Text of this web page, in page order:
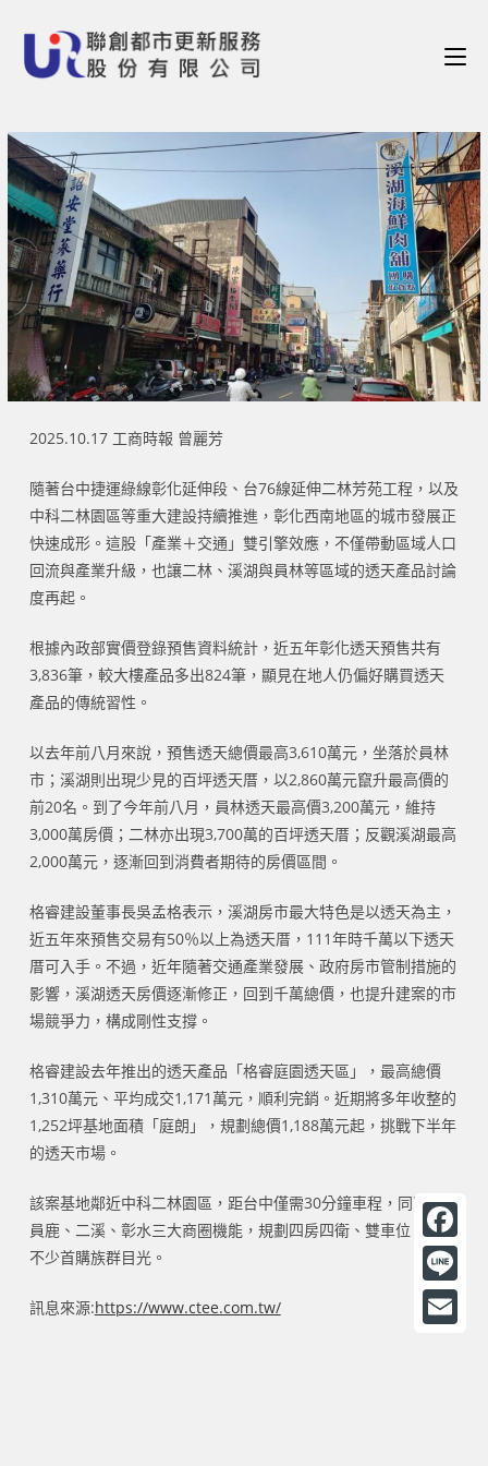
2025.10.17 工商時報 曾麗芳
隨著台中捷運綠線彰化延伸段、台76線延伸二林芳苑工程，以及
中科二林園區等重大建設持續推進，彰化西南地區的城市發展正
快速成形。這股「產業＋交通」雙引擎效應，不僅帶動區域人口
回流與產業升級，也讓二林、溪湖與員林等區域的透天產品討論
度再起。
根據內政部實價登錄預售資料統計，近五年彰化透天預售共有
3,836筆，較大樓產品多出824筆，顯見在地人仍偏好購買透天
產品的傳統習性。
以去年前八月來說，預售透天總價最高3,610萬元，坐落於員林
市；溪湖則出現少見的百坪透天厝，以2,860萬元竄升最高價的
前20名。到了今年前八月，員林透天最高價3,200萬元，維持
3,000萬房價；二林亦出現3,700萬的百坪透天厝；反觀溪湖最高
2,000萬元，逐漸回到消費者期待的房價區間。
格睿建設董事長吳孟格表示，溪湖房市最大特色是以透天為主，
近五年來預售交易有50％以上為透天厝，111年時千萬以下透天
厝可入手。不過，近年隨著交通產業發展、政府房市管制措施的
影響，溪湖透天房價逐漸修正，回到千萬總價，也提升建案的市
場競爭力，構成剛性支撐。
格睿建設去年推出的透天產品「格睿庭園透天區」，最高總價
1,310萬元、平均成交1,171萬元，順利完銷。近期將多年收整的
1,252坪基地面積「庭朗」，規劃總價1,188萬元起，挑戰下半年
的透天市場。
該案基地鄰近中科二林園區，距台中僅需30分鐘車程，同時坐擁
員鹿、二溪、彰水三大商圈機能，規劃四房四衛、雙車位，吸引
不少首購族群目光。
訊息來源:https://www.ctee.com.tw/
F
a
c
L